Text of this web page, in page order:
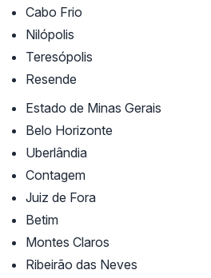
Cabo Frio
Nilópolis
Teresópolis
Resende
Estado de Minas Gerais
Belo Horizonte
Uberlândia
Contagem
Juiz de Fora
Betim
Montes Claros
Ribeirão das Neves